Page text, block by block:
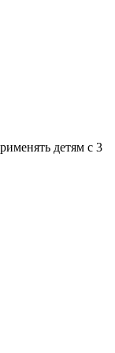
детям с 3